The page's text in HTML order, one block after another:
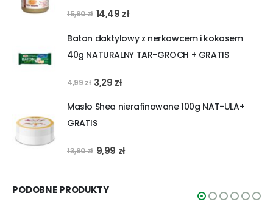
15,90zł Pierwotna
wynosiła:
15,90 zł.
14,49 złAktualna
wynosi:
14,49 zł.
Baton daktylowy z nerkowcem i kokosem
40g NATURALNY TAR-GROCH + GRATIS
4,99zł Pierwotna
wynosiła:
4,99 zł.
3,29 złAktualna
wynosi:
Masło Shea nierafinowane 100g NAT-ULA+
GRATIS
13,90zł Pierwotna
13,90 zł.
9,99 złAktualna
PODOBNE PRODUKTY